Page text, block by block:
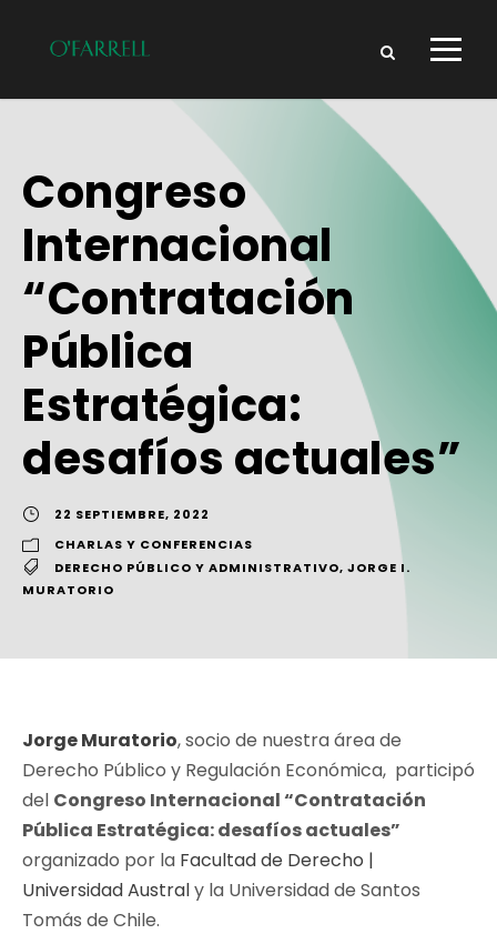
Congreso
Internacional
“Contratación
Pública
Estratégica:
desafíos actuales”
22 SEPTIEMBRE, 2022
CHARLAS Y CONFERENCIAS
DERECHO PÚBLICO Y ADMINISTRATIVO, JORGE I.
MURATORIO
Jorge Muratorio, socio de nuestra área de
Derecho Público y Regulación Económica, participó
del Congreso Internacional “Contratación
Pública Estratégica: desafíos actuales”
organizado por la Facultad de Derecho |
Universidad Australy la Universidad de Santos
Tomás de Chile.